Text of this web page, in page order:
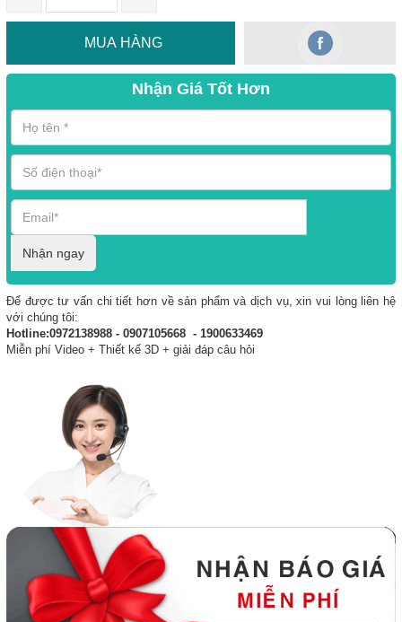
MUA HÀNG
Nhận Giá Tốt Hơn
Nhận ngay
Để được tư vấn chi tiết hơn về sản phẩm và dịch vụ, xin vui lòng liên hệ
với chúng tôi:
Hotline:0972138988 - 0907105668 - 1900633469
Miễn phí Video + Thiết kế 3D + giải đáp câu hỏi